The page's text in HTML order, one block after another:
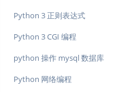
Python 3 正则表达式
Python 3 CGI 编程
python 操作 mysql 数据库
Python 网络编程